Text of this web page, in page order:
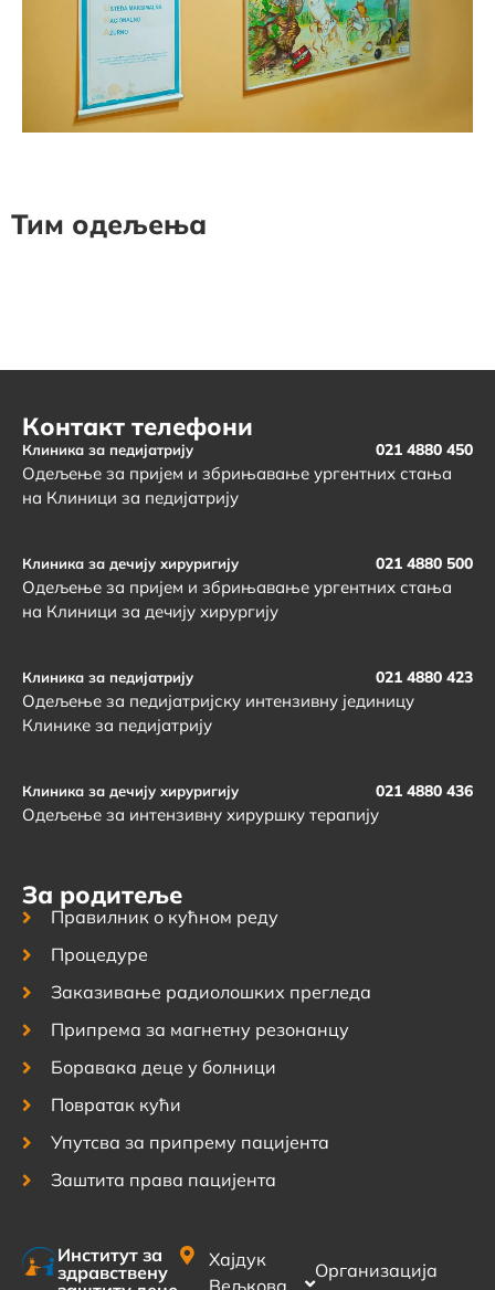
Тим одељења
Институт за
здравствену
Хајдук
Организација
Контакт телефони
Клиника за педијатрију 021 4880 450
Одељење за пријем и збрињавање ургентних стања
на Клиници за педијатрију
Клиника за дечију хируригију 021 4880 500
Одељење за пријем и збрињавање ургентних стања
на Клиници за дечију хирургију
Клиника за педијатрију 021 4880 423
Одељење за педијатријску интензивну јединицу
Клинике за педијатрију
Клиника за дечију хируригију 021 4880 436
Одељење за интензивну хируршку терапију
За родитеље
Правилник о кућном реду
Процедуре
Заказивање радиолошких прегледа
Припрема за магнетну резонанцу
Боравака деце у болници
Повратак кући
Упутсва за припрему пацијента
Заштита права пацијента